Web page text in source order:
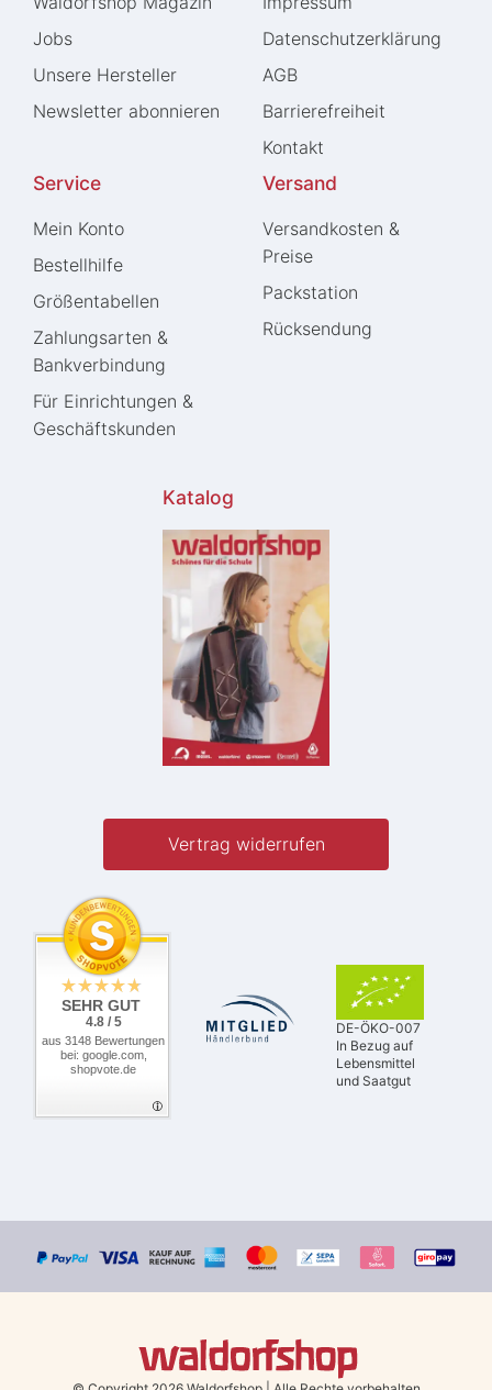
Jobs
Unsere Hersteller
Newsletter abonnieren
Daten­schutz­erklärung
AGB
Barrierefreiheit
Kontakt
Service
Mein Konto
Bestellhilfe
Größentabellen
Zahlungsarten &
Bankverbindung
Für Einrichtungen &
Geschäftskunden
Versand
Versandkosten &
Preise
Packstation
Rücksendung
Katalog
Vertrag widerrufen
SEHR GUT
4.8 / 5
aus 3148 Bewertungen
bei: google.com,
shopvote.de
DE-ÖKO-007
In Bezug auf
Lebensmittel
und Saatgut